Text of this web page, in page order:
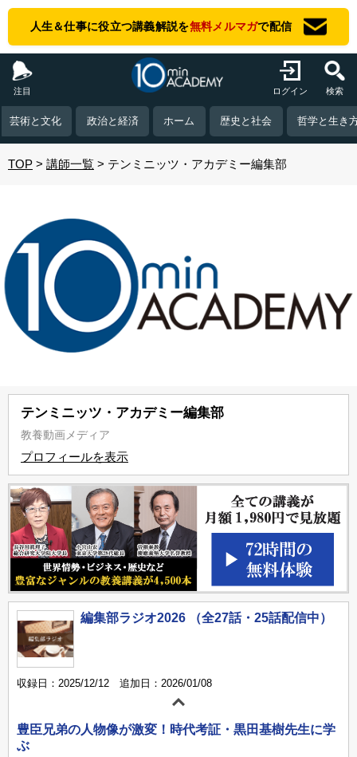
人生＆仕事に役立つ講義解説を無料メルマガで配信
注目 ログイン 検索
芸術と文化 政治と経済 ホーム 歴史と社会 哲学と生き
TOP 講師一覧 テンミニッツ・アカデミー編集部
テンミニッツ・アカデミー編集部
教養動画メディア
プロフィールを表示
編集部ラジオ2026 （全27話・25話配信中）
収録日：2025/12/12 追加日：2026/01/08
豊臣兄弟の人物像が激変！時代考証・黒田基樹先生に学
ぶ